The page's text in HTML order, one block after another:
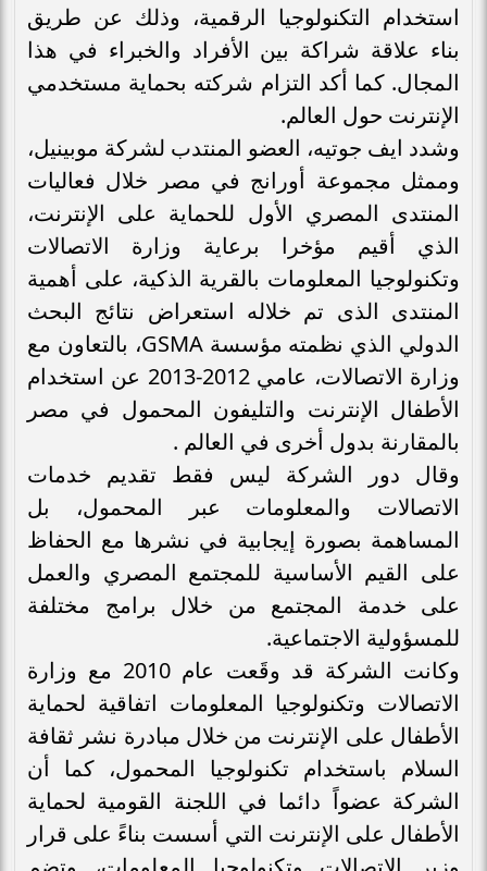
استخدام التكنولوجيا الرقمية، وذلك عن طريق
بناء علاقة شراكة بين الأفراد والخبراء في هذا
المجال. كما أكد التزام شركته بحماية مستخدمي
الإنترنت حول العالم.
وشدد ايف جوتيه، العضو المنتدب لشركة موبينيل،
وممثل مجموعة أورانج في مصر خلال فعاليات
المنتدى المصري الأول للحماية على الإنترنت،
الذي أقيم مؤخرا برعاية وزارة الاتصالات
وتكنولوجيا المعلومات بالقرية الذكية، على أهمية
المنتدى الذى تم خلاله استعراض نتائج البحث
الدولي الذي نظمته مؤسسة GSMA، بالتعاون مع
وزارة الاتصالات، عامي 2012-2013 عن استخدام
الأطفال الإنترنت والتليفون المحمول في مصر
بالمقارنة بدول أخرى في العالم .
وقال دور الشركة ليس فقط تقديم خدمات
الاتصالات والمعلومات عبر المحمول، بل
المساهمة بصورة إيجابية في نشرها مع الحفاظ
على القيم الأساسية للمجتمع المصري والعمل
على خدمة المجتمع من خلال برامج مختلفة
للمسؤولية الاجتماعية.
وكانت الشركة قد وقَعت عام 2010 مع وزارة
الاتصالات وتكنولوجيا المعلومات اتفاقية لحماية
الأطفال على الإنترنت من خلال مبادرة نشر ثقافة
السلام باستخدام تكنولوجيا المحمول، كما أن
الشركة عضواً دائما في اللجنة القومية لحماية
الأطفال على الإنترنت التي أسست بناءً على قرار